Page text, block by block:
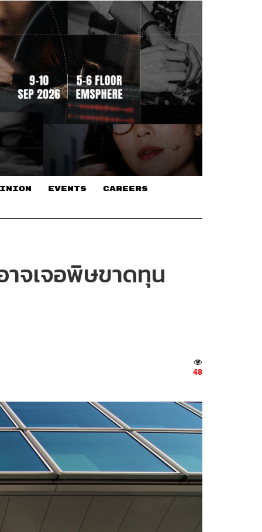
EVENTS CAREERS
าจเจอพิษขาดทุน
48